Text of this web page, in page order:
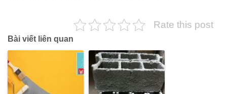
Rate this post
Bài viết liên quan